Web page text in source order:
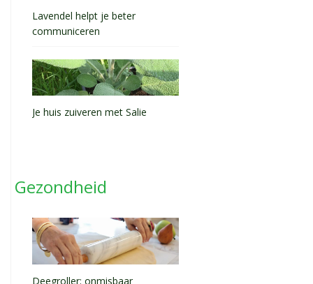
Lavendel helpt je beter
communiceren
Je huis zuiveren met Salie
Gezondheid
Deegroller: onmisbaar